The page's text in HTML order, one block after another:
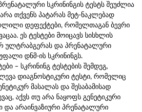
სკრინინგის ტესტს შეუძლია
თქვენს პატარას მეტ-ნაკლებად
დეფექტები, რომელთაგან ბევრი
ეს ტესტები მოიცავს სისხლის
ულტრაბგერას და პრენატალური
დნმ-ის სკრინინგს.
– სკრინინგ ტესტების შემდეგ,
დიაგნოსტიკური ტესტი, რომელიც
მასალას და შესაბამისად
აქვს თუ არა ნაყოფს გენეტიკური
და არაინვაზიური პრენატალური